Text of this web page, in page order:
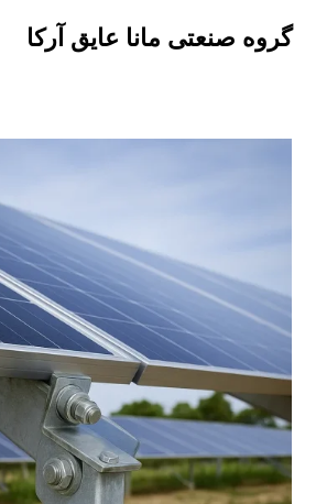
گروه صنعتی مانا عایق آرکا